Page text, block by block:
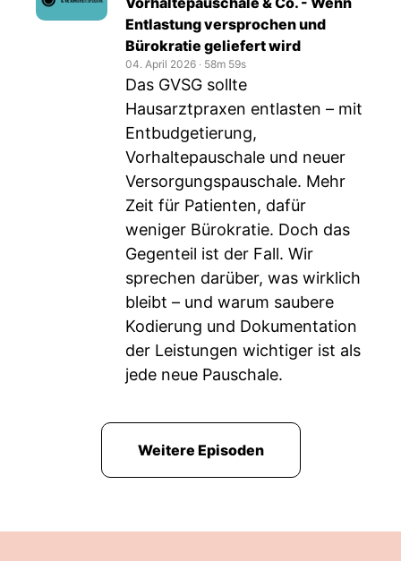
Entlastung versprochen und
Bürokratie geliefert wird
04. April 2026 ‧ 58m 59s
Das GVSG sollte
Hausarztpraxen entlasten – mit
Entbudgetierung,
Vorhaltepauschale und neuer
Versorgungspauschale. Mehr
Zeit für Patienten, dafür
weniger Bürokratie. Doch das
Gegenteil ist der Fall. Wir
sprechen darüber, was wirklich
bleibt – und warum saubere
Kodierung und Dokumentation
der Leistungen wichtiger ist als
jede neue Pauschale.
Weitere Episoden